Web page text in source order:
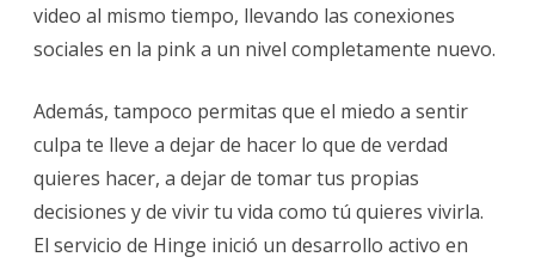
video al mismo tiempo, llevando las conexiones
sociales en la pink a un nivel completamente nuevo.
Además, tampoco permitas que el miedo a sentir
culpa te lleve a dejar de hacer lo que de verdad
quieres hacer, a dejar de tomar tus propias
decisiones y de vivir tu vida como tú quieres vivirla.
El servicio de Hinge inició un desarrollo activo en